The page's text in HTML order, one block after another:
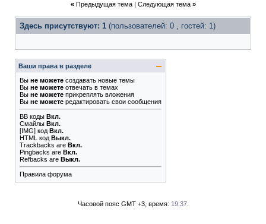
« Предыдущая тема| Следующая тема »
Здесь присутствуют: 1 (пользователей: 0 , гостей: 1)
Ваши права в разделе
Вы не можете создавать новые темы
Вы не можете отвечать в темах
Вы не можете прикреплять вложения
Вы не можете редактировать свои сообщения
BB коды Вкл.
Смайлы Вкл.
[IMG] код Вкл.
HTML код Выкл.
Trackbacks are Вкл.
Pingbacks are Вкл.
Refbacks are Выкл.
Правила форума
Часовой пояс GMT +3, время: 19:37.